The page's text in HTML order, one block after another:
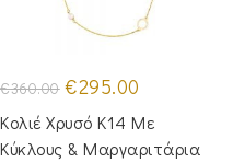
€360.00 Original
price
was:
€360.00.
€295.00
τιμή
είναι:
€295.00.
Κολιέ Χρυσό Κ14 Με
Κύκλους & Μαργαριτάρια